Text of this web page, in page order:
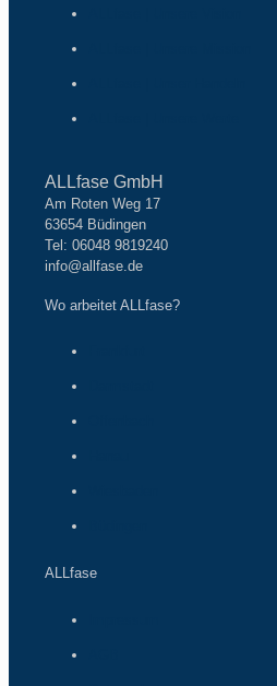
ALLfase GmbH
Am Roten Weg 17
63654 Büdingen
Tel: 06048 9819240
info@allfase.de
Wo arbeitet ALLfase?
ALLfase